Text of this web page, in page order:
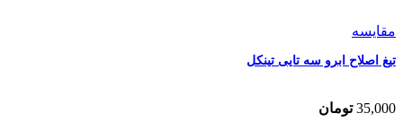
مقایسه
تیغ اصلاح ابرو سه تایی تینکل
35,000 تومان